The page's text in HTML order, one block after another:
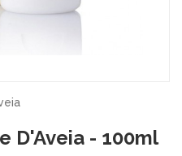
D'Aveia - 100ml